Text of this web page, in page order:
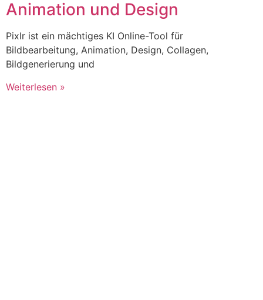
Animation und Design
Pixlr ist ein mächtiges KI Online-Tool für
Bildbearbeitung, Animation, Design, Collagen,
Bildgenerierung und
Weiterlesen »